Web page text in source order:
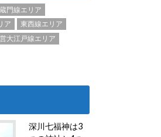
門線エリア
ア
東西線エリア
大江戸線エリア
深川七福神は3